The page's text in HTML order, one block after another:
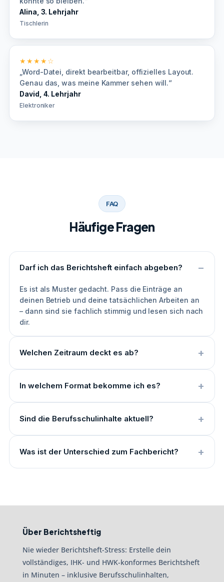
Alina, 3. Lehrjahr
Tischlerin
★★★★☆
„Word-Datei, direkt bearbeitbar, offizielles Layout.
Genau das, was meine Kammer sehen will.“
David, 4. Lehrjahr
Elektroniker
FAQ
Häufige Fragen
Darf ich das Berichtsheft einfach abgeben?
Es ist als Muster gedacht. Pass die Einträge an
deinen Betrieb und deine tatsächlichen Arbeiten an
– dann sind sie fachlich stimmig und lesen sich nach
dir.
Welchen Zeitraum deckt es ab?
In welchem Format bekomme ich es?
Sind die Berufsschulinhalte aktuell?
Was ist der Unterschied zum Fachbericht?
Über Berichtsheftig
Nie wieder Berichtsheft-Stress: Erstelle dein
vollständiges, IHK- und HWK-konformes Berichtsheft
in Minuten – inklusive Berufsschulinhalten,